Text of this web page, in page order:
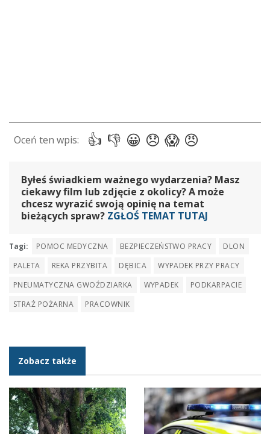
Byłeś świadkiem ważnego wydarzenia? Masz
ciekawy film lub zdjęcie z okolicy? A może
chcesz wyrazić swoją opinię na temat
bieżących spraw? ZGŁOŚ TEMAT TUTAJ
Tagi: POMOC MEDYCZNA BEZPIECZEŃSTWO PRACY
DLON
PALETA
REKA PRZYBITA DĘBICA
WYPADEK PRZY PRACY
PNEUMATYCZNA GWOŹDZIARKA
WYPADEK
PODKARPACIE
STRAŻ POŻARNA
PRACOWNIK
Zobacz także